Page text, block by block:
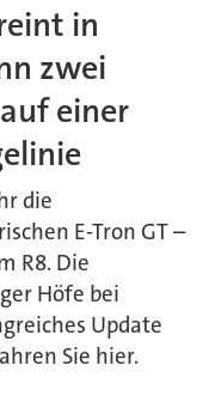
in
zwei
einer
die
E-Tron GT –
R8. Die
Höfe bei
Update
Sie hier.